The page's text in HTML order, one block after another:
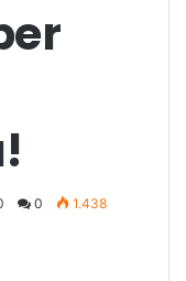
0
1.438